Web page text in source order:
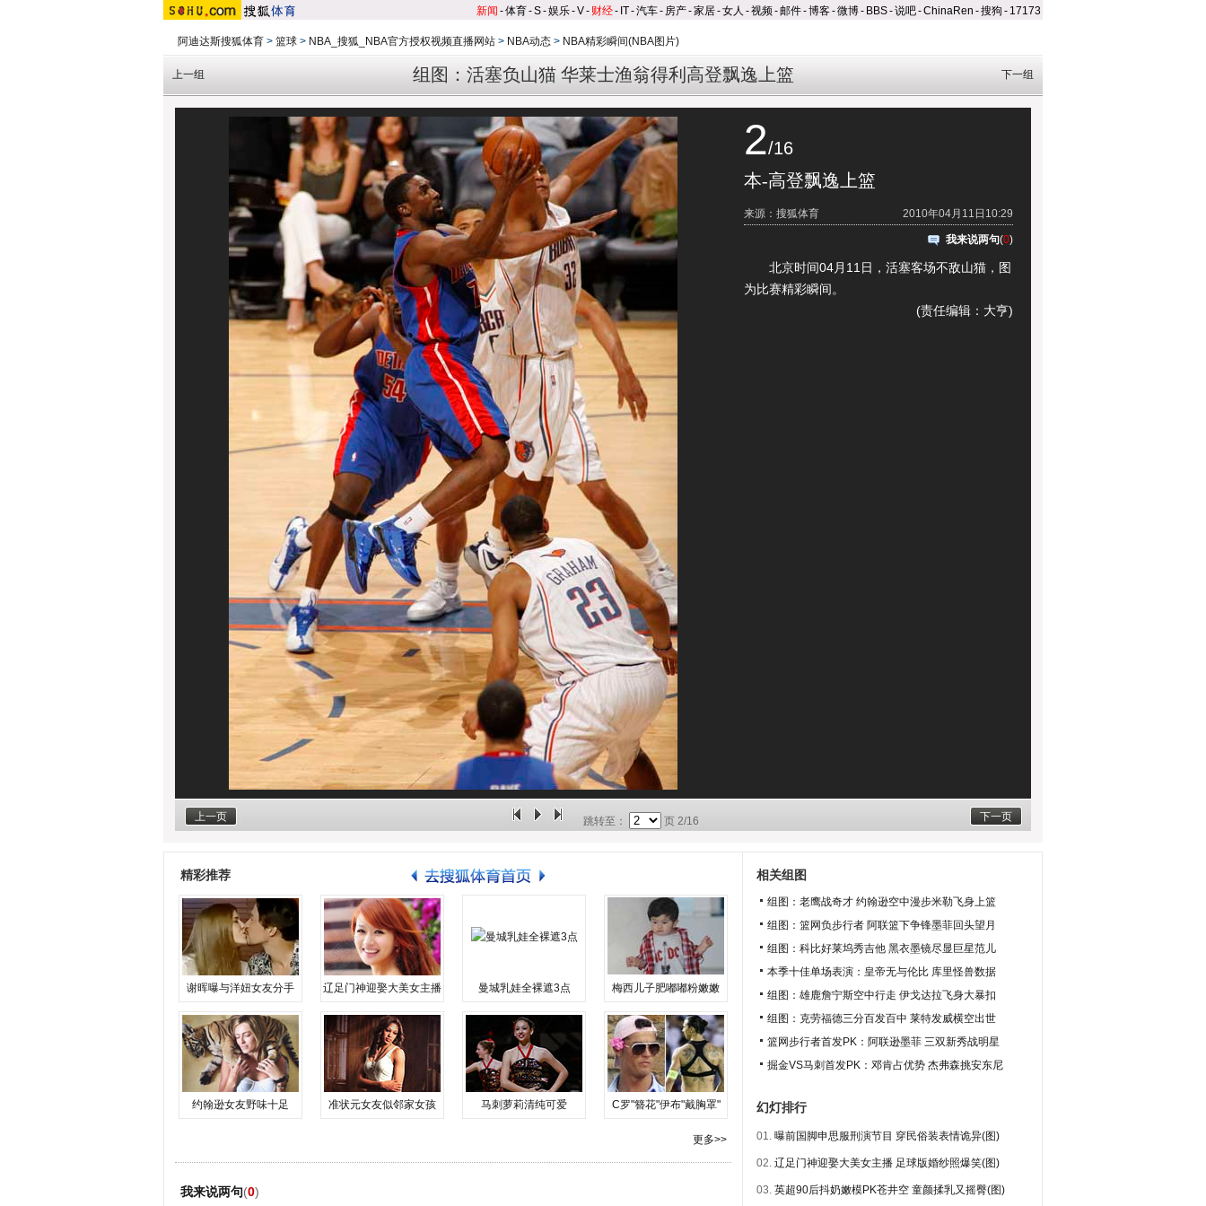
新闻 -体育-S-娱乐-V- 财经- IT-汽车- 房产-家居-女人 -视频-邮件-博客-微博- BBS-说吧-ChinaRen -搜狗 - 17173
阿迪达斯搜狐体育 > 篮球 > NBA_搜狐_NBA官方授权视频直播网站 > NBA动态 > NBA精彩瞬间(NBA图片)
组图：活塞负山猫 华莱士渔翁得利高登飘逸上篮
上一组 下一组
2/16
本-高登飘逸上篮
2010年04月11日10:29
来源：搜狐体育
我来说两句(0)
北京时间04月11日，活塞客场不敌山猫，图
为比赛精彩瞬间。
(责任编辑：大亨)
上一页 下一页
跳转至： 页 2/16
精彩推荐
谢晖曝与洋妞女友分手 辽足门神迎娶大美女主播 曼城乳娃全裸遮3点 梅西儿子肥嘟嘟粉嫩嫩
约翰逊女友野味十足 准状元女友似邻家女孩 马刺萝莉清纯可爱 C罗"簪花"伊布"戴胸罩"
更多>>
我来说两句(0)
相关组图
组图：老鹰战奇才 约翰逊空中漫步米勒飞身上篮
组图：篮网负步行者 阿联篮下争锋墨菲回头望月
组图：科比好莱坞秀吉他 黑衣墨镜尽显巨星范儿
本季十佳单场表演：皇帝无与伦比 库里怪兽数据
组图：雄鹿詹宁斯空中行走 伊戈达拉飞身大暴扣
组图：克劳福德三分百发百中 莱特发威横空出世
篮网步行者首发PK：阿联逊墨菲 三双新秀战明星
掘金VS马刺首发PK：邓肯占优势 杰弗森挑安东尼
幻灯排行
01. 曝前国脚申思服刑演节目 穿民俗装表情诡异(图)
02. 辽足门神迎娶大美女主播 足球版婚纱照爆笑(图)
03. 英超90后抖奶嫩模PK苍井空 童颜揉乳又摇臀(图)